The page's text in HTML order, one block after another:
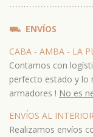
⋯⋯⋯⋯⋯⋯⋯⋯⋯⋯
⛟ ENVÍOS
CABA - AMBA - LA
Contamos con
perfecto estado y lo
armadores ! No es
ENVÍOS AL
Realizamos envíos